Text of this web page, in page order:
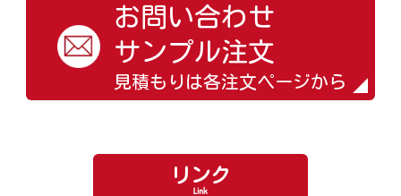
お問い合わせ
サンプル注文
見積もりは各注文ページから
リンク
Link